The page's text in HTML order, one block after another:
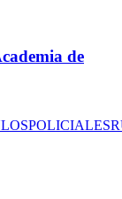
de
POLICIALES